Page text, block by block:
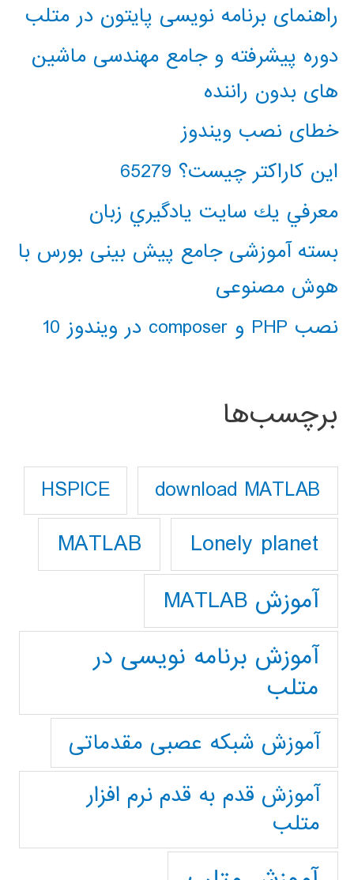
راهنمای برنامه نویسی پایتون در متلب
دوره پیشرفته و جامع مهندسی ماشین
های بدون راننده
خطای نصب ویندوز
این کاراکتر چیست؟ 65279
معرفي يك سايت يادگيري زبان
بسته آموزشی جامع پیش بینی بورس با
هوش مصنوعی
نصب PHP و composer در ویندوز 10
برچسب‌ها
download MATLAB
HSPICE
Lonely planet
MATLAB
آموزش MATLAB
آموزش برنامه نویسی در
متلب
آموزش شبکه عصبی مقدماتی
آموزش قدم به قدم نرم افزار
متلب